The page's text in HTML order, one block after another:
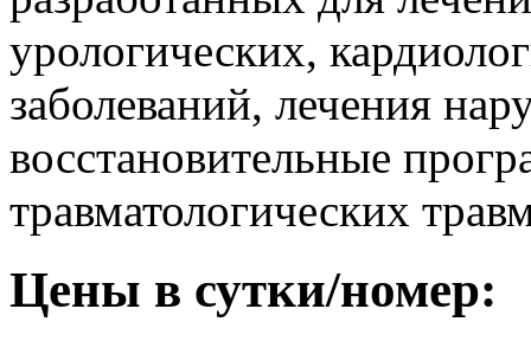
урологических,
заболеваний, лечения
восстановительные
травматологических
Цены в сутки/номер: